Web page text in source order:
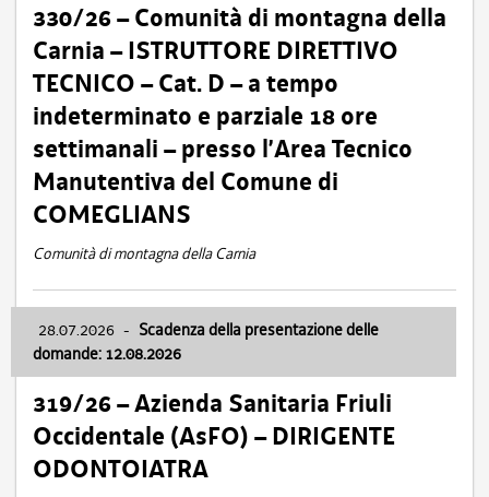
330/26 – Comunità di montagna della
Carnia – ISTRUTTORE DIRETTIVO
TECNICO – Cat. D – a tempo
indeterminato e parziale 18 ore
settimanali – presso l’Area Tecnico
Manutentiva del Comune di
COMEGLIANS
Comunità di montagna della Carnia
28.07.2026 - Scadenza della presentazione delle
domande: 12.08.2026
319/26 – Azienda Sanitaria Friuli
Occidentale (AsFO) – DIRIGENTE
ODONTOIATRA